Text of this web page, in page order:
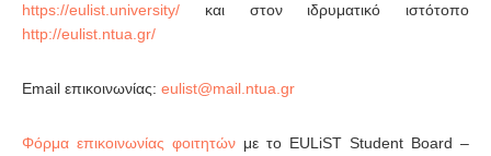
https://eulist.university/ και στον ιδρυματικό ιστότοπο
http://eulist.ntua.gr/
Email επικοινωνίας:
Φόρμα επικοινωνίας φοιτητών με το EULiST Student Board –